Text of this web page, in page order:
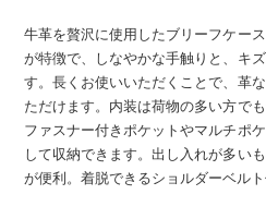
牛革を贅沢に使用したブリーフケー
が特徴で、しなやかな手触りと、キ
す。長くお使いいただくことで、革
ただけます。内装は荷物の多い方で
ファスナー付きポケットやマルチポ
して収納できます。出し入れが多い
が便利。着脱できるショルダーベル